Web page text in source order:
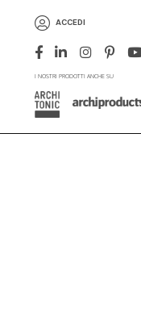
ACCEDI
I NOSTRI PRODOTTI ANCHE SU